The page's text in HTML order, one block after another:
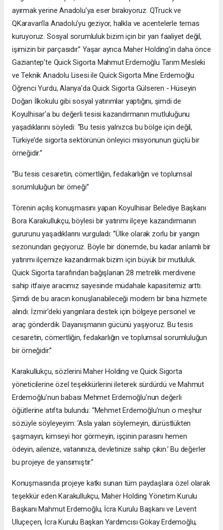
ayırmak yerine Anadolu’ya eser bırakıyoruz. QTruck ve
QKaravan’la Anadolu’yu geziyor, halkla ve acentelerle temas
kuruyoruz. Sosyal sorumluluk bizim için bir yan faaliyet değil,
işimizin bir parçasıdır.” Yaşar ayrıca Maher Holding’in daha önce
Gaziantep’te Quick Sigorta Mahmut Erdemoğlu Tarım Mesleki
ve Teknik Anadolu Lisesi ile Quick Sigorta Mine Erdemoğlu
Öğrenci Yurdu, Alanya’da Quick Sigorta Gülseren - Hüseyin
Doğan İlkokulu gibi sosyal yatırımlar yaptığını, şimdi de
Koyulhisar’a bu değerli tesisi kazandırmanın mutluluğunu
yaşadıklarını söyledi: “Bu tesis yalnızca bu bölge için değil,
Türkiye’de sigorta sektörünün önleyici misyonunun güçlü bir
örneğidir.”
“Bu tesis cesaretin, cömertliğin, fedakarlığın ve toplumsal
sorumluluğun bir örneği”
Törenin açılış konuşmasını yapan Koyulhisar Belediye Başkanı
Bora Karakullukçu, böylesi bir yatırımı ilçeye kazandırmanın
gururunu yaşadıklarını vurguladı: “Ülke olarak zorlu bir yangın
sezonundan geçiyoruz. Böyle bir dönemde, bu kadar anlamlı bir
yatırımı ilçemize kazandırmak bizim için büyük bir mutluluk.
Quick Sigorta tarafından bağışlanan 28 metrelik merdivene
sahip itfaiye aracımız sayesinde müdahale kapasitemiz arttı.
Şimdi de bu aracın konuşlanabileceği modern bir bina hizmete
alındı. İzmir’deki yangınlara destek için bölgeye personel ve
araç gönderdik. Dayanışmanın gücünü yaşıyoruz. Bu tesis
cesaretin, cömertliğin, fedakarlığın ve toplumsal sorumluluğun
bir örneğidir.”
Karakullukçu, sözlerini Maher Holding ve Quick Sigorta
yöneticilerine özel teşekkürlerini ileterek sürdürdü ve Mahmut
Erdemoğlu’nun babası Mehmet Erdemoğlu’nun değerli
öğütlerine atıfta bulundu: “Mehmet Erdemoğlu’nun o meşhur
sözüyle söyleyeyim: ‘Asla yalan söylemeyin, dürüstlükten
şaşmayın, kimseyi hor görmeyin, işçinin parasını hemen
ödeyin, ailenize, vatanınıza, devletinize sahip çıkın.’ Bu değerler
bu projeye de yansımıştır.”
Konuşmasında projeye katkı sunan tüm paydaşlara özel olarak
teşekkür eden Karakullukçu, Maher Holding Yönetim Kurulu
Başkanı Mahmut Erdemoğlu, İcra Kurulu Başkanı ve Levent
Uluçeçen, İcra Kurulu Başkan Yardımcısı Gökay Erdemoğlu,